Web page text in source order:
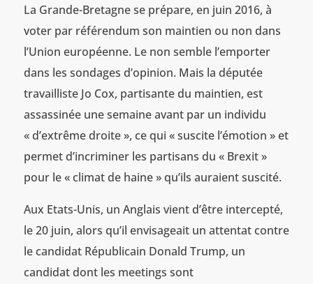
La Grande-Bretagne se prépare, en juin 2016, à
voter par référendum son maintien ou non dans
l’Union européenne. Le non semble l’emporter
dans les sondages d’opinion. Mais la députée
travailliste Jo Cox, partisante du maintien, est
assassinée une semaine avant par un individu
« d’extrême droite », ce qui « suscite l’émotion » et
permet d’incriminer les partisans du « Brexit »
pour le « climat de haine » qu’ils auraient suscité.
Aux Etats-Unis, un Anglais vient d’être intercepté,
le 20 juin, alors qu’il envisageait un attentat contre
le candidat Républicain Donald Trump, un
candidat dont les meetings sont